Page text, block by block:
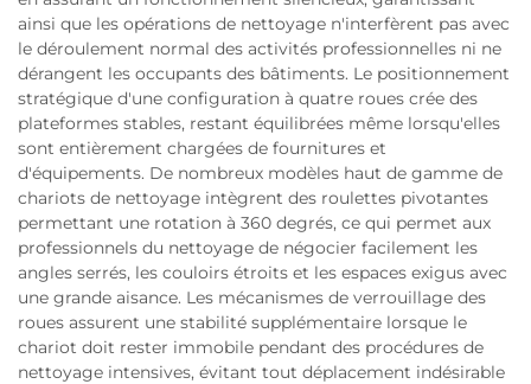
ainsi que les opérations de nettoyage n'interfèrent pas avec
le déroulement normal des activités professionnelles ni ne
dérangent les occupants des bâtiments. Le positionnement
stratégique d'une configuration à quatre roues crée des
plateformes stables, restant équilibrées même lorsqu'elles
sont entièrement chargées de fournitures et
d'équipements. De nombreux modèles haut de gamme de
chariots de nettoyage intègrent des roulettes pivotantes
permettant une rotation à 360 degrés, ce qui permet aux
professionnels du nettoyage de négocier facilement les
angles serrés, les couloirs étroits et les espaces exigus avec
une grande aisance. Les mécanismes de verrouillage des
roues assurent une stabilité supplémentaire lorsque le
chariot doit rester immobile pendant des procédures de
nettoyage intensives, évitant tout déplacement indésirable